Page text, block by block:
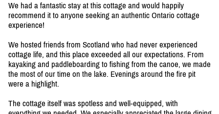
We had a fantastic stay at this cottage and would happily
recommend it to anyone seeking an authentic Ontario cottage
experience!
We hosted friends from Scotland who had never experienced
cottage life, and this place exceeded all our expectations. From
kayaking and paddleboarding to fishing from the canoe, we made
the most of our time on the lake. Evenings around the fire pit
were a highlight.
The cottage itself was spotless and well-equipped, with